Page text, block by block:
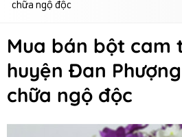
chữa ngộ độc
Mua bán bột cam
huyện Đan
chữa ngộ độc